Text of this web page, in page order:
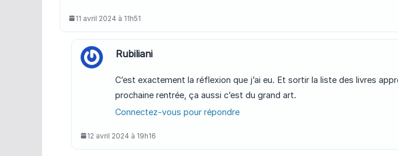
11 avril 2024 à 11h51
Rubiliani
C’est exactement la réflexion que j’ai eu. Et sortir la liste des livres
prochaine rentrée, ça aussi c’est du grand art.
Connectez-vous pour répondre
12 avril 2024 à 19h16